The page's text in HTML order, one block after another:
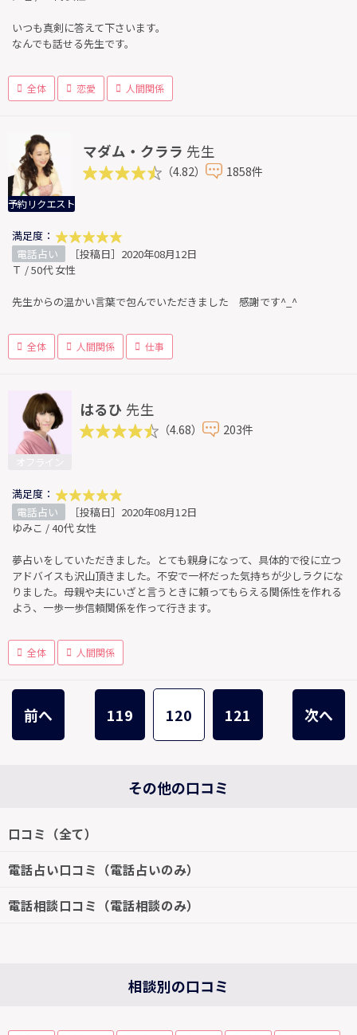
いつも真剣に答えて下さいます。
なんでも話せる先生です。
全体 恋愛 人間関係
予約リクエスト
マダム・クララ 先生
（4.82） 1858件
満足度：
電話占い
［投稿日］2020年08月12日
Ｔ / 50代 女性
先生からの温かい言葉で包んでいただきました 感謝です^_^
全体 人間関係 仕事
はるひ 先生
（4.68） 203件
満足度：
電話占い
［投稿日］2020年08月12日
ゆみこ / 40代 女性
夢占いをしていただきました。とても親身になって、具体的で役に立つ
アドバイスも沢山頂きました。不安で一杯だった気持ちが少しラクにな
りました。母親や夫にいざと言うときに頼ってもらえる関係性を作れる
よう、一歩一歩信頼関係を作って行きます。
全体 人間関係
前へ 119 120 121 次へ
その他の口コミ
口コミ（全て）
電話占い口コミ（電話占いのみ）
電話相談口コミ（電話相談のみ）
相談別の口コミ